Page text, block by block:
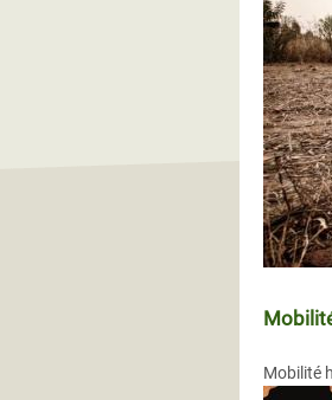
Mobilité